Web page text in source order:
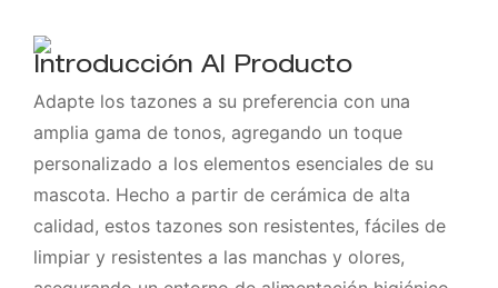
Introducción Al Producto
Adapte los tazones a su preferencia con una
amplia gama de tonos, agregando un toque
personalizado a los elementos esenciales de su
mascota. Hecho a partir de cerámica de alta
calidad, estos tazones son resistentes, fáciles de
limpiar y resistentes a las manchas y olores,